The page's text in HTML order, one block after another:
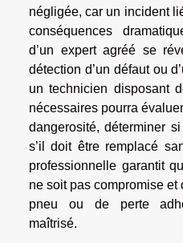
négligée, car un incident
conséquences
d’un expert agréé se
détection d’un défaut ou
un technicien disposant
nécessaires pourra
dangerosité, déterminer
s’il doit être remplacé
professionnelle garantit
ne soit pas compromise et
pneu ou de perte
maîtrisé.